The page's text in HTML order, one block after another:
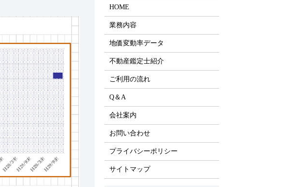
HOME
業務内容
地価変動率データ
不動産鑑定士紹介
ご利用の流れ
Q＆A
会社案内
お問い合わせ
プライバシーポリシー
サイトマップ